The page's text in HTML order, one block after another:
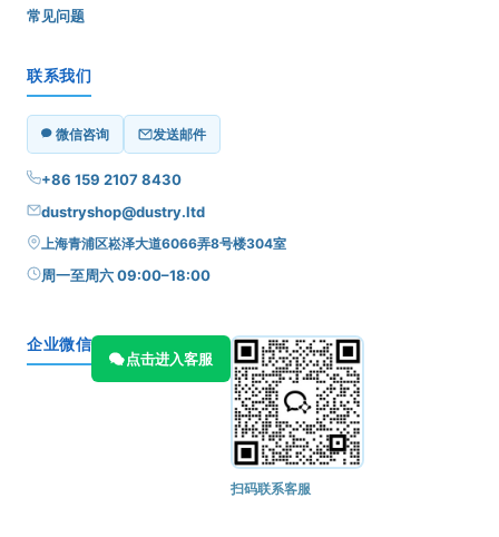
常见问题
联系我们
微信咨询 发送邮件
+86 159 2107 8430
dustryshop@dustry.ltd
上海青浦区崧泽大道6066弄8号楼304室
周一至周六 09:00–18:00
企业微信
点击进入客服
扫码联系客服